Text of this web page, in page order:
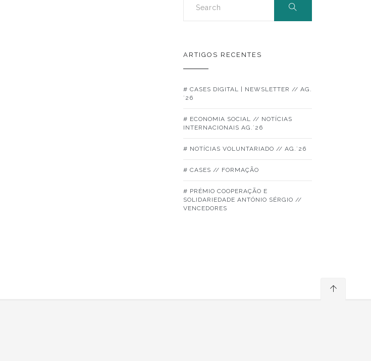
ARTIGOS RECENTES
# CASES DIGITAL | NEWSLETTER // AG.
´26
# ECONOMIA SOCIAL // NOTÍCIAS
INTERNACIONAIS AG.´26
# NOTÍCIAS VOLUNTARIADO // AG.´26
# CASES // FORMAÇÃO
# PRÉMIO COOPERAÇÃO E
SOLIDARIEDADE ANTÓNIO SÉRGIO //
VENCEDORES